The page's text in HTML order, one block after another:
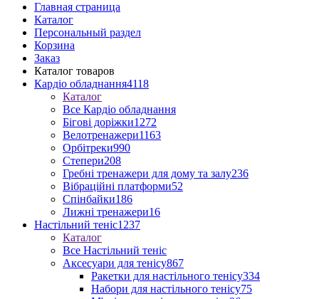
Главная страница
Каталог
Персональный раздел
Корзина
Заказ
Каталог товаров
Кардіо обладнання4118
Каталог
Все Кардіо обладнання
Бігові доріжки1272
Велотренажери1163
Орбітреки990
Степери208
Гребні тренажери для дому та залу236
Вібраційні платформи52
Спінбайки186
Лижні тренажери16
Настільний теніс1237
Каталог
Все Настільний теніс
Аксесуари для тенісу867
Ракетки для настільного тенісу334
Набори для настільного тенісу75